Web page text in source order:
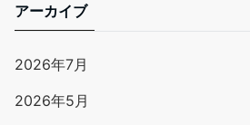
アーカイブ
2026年7月
2026年5月